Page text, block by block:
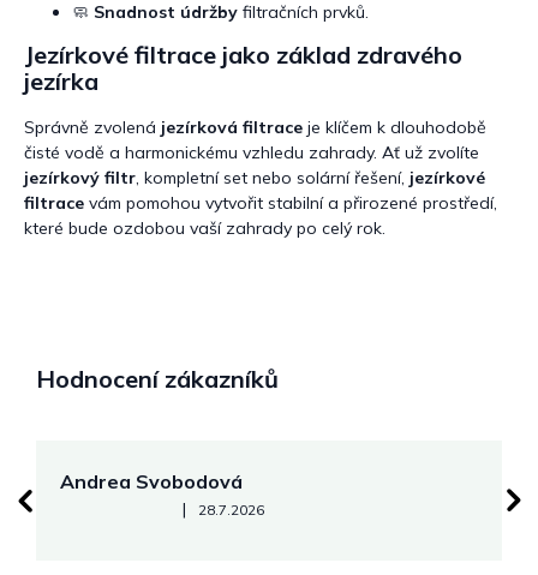
🧼 Snadnost údržby filtračních prvků.
Jezírkové filtrace jako základ zdravého
jezírka
Správně zvolená jezírková filtrace je klíčem k dlouhodobě
čisté vodě a harmonickému vzhledu zahrady. Ať už zvolíte
jezírkový filtr, kompletní set nebo solární řešení, jezírkové
filtrace vám pomohou vytvořit stabilní a přirozené prostředí,
které bude ozdobou vaší zahrady po celý rok.
Hodnocení zákazníků
Andrea Svobodová
Hodnocení obchodu je 5 z 5 hvězdiček.
| 28.7.2026